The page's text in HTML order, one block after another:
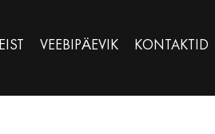
VEEBIPÄEVIK КОNTAKTID